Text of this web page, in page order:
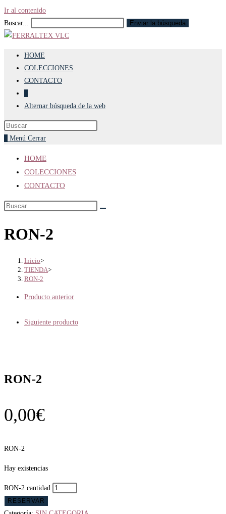
Ir al contenido
Buscar...
Enviar la búsqueda
HOME
COLECCIONES
CONTACTO
Alternar búsqueda de la web
Menú Cerrar
HOME
COLECCIONES
CONTACTO
RON-2
Inicio>
TIENDA>
RON-2
Producto anterior
Siguiente producto
RON-2
0,00€
RON-2
Hay existencias
RON-2 cantidad
RESERVAR